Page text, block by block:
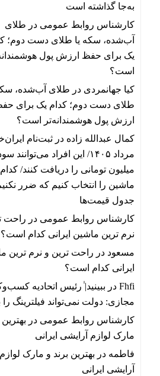
به‌جا گذاشته است
کارشناس روابط عمومی در طلای
آب‌شده، سکه یا طلای دست دوم؛
یک برای حفظ ارزش پول
است؟
کیا جهانمردی در طلای آب‌شده،
طلای دست دوم؛ کدام یک برای
ارزش پول هوشمندانه‌تر است؟
کمال عبدالله زاده در ثبت‌نام
میلیون تومانی را دریافت کنند/ کدام
ماشین را انتخاب کنیم که ضرر
جدول قیمت‌ها
کارشناس روابط عمومی در راحت
نرم ترین ماشین ایرانی کدام است؟
مسعود در راحت ترین و نرم ترین
ایرانی کدام است؟
Fhfiدر ببینید| ٰرئیس اتحادیه
مجازی: دولت نمی‌تواند فیلترینگ را
کارشناس روابط عمومی در
مارک لوازم آرایشی ایرانی
فاطمه در بهترین برند و مارک لوازم
آرایشی ایرانی